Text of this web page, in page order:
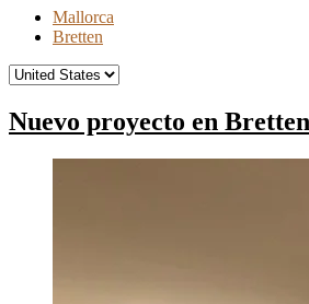
Mallorca
Bretten
Nuevo proyecto en Bretten